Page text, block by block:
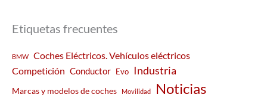
Etiquetas frecuentes
BMW
Coches Eléctricos. Vehículos eléctricos
Competición Conductor Evo Industria
Marcas y modelos de coches Movilidad Noticias